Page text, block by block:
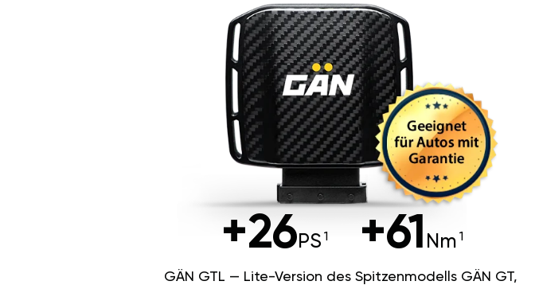
+26 PS +61 Nm
GÄN GTL — Lite-Version des Spitzenmodells GÄN GT,